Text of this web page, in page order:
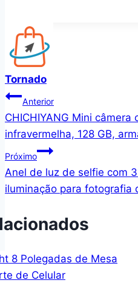
Tornado
Navegação
de
Post
Anterior
CHICHIYANG Mini
infravermelha, 128 GB,
Próximo
Anel de luz de selfie com
iluminação para fotografia